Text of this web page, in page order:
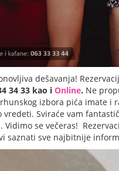
dešavanja!
34 33 kao i Online. Ne
izbora pića imate i
Sviraće vam
Vidimo se večeras!
saznati sve najbitnije